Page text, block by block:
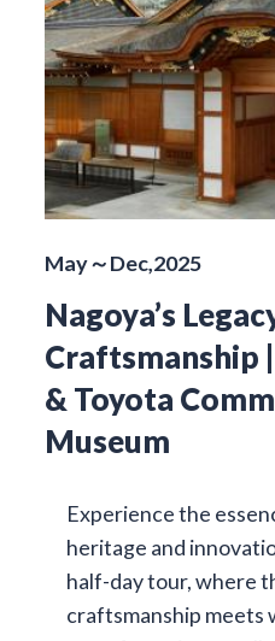
May～Dec,2025
Nagoya’s
Craftsmanship
& Toyota
Museum
Experience the
heritage and
half-day tour, where
craftsmanship meets